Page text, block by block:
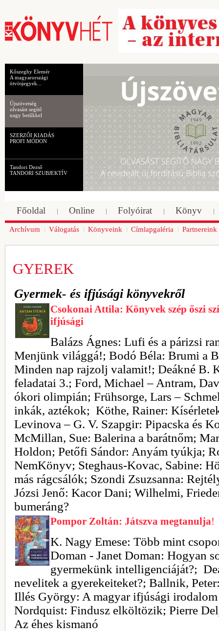
Kőszeghy Elemér
A magyarországi
ötvösjegyek...
Újszövetség
olvasást segítő
nagy betűkkel
SZERZŐI KIADÁS
PROFI MÓDON
Tandori Dezső
TANDORI SZUBJEKTÍV
Főoldal Online Folyóirat Könyv
Archívum Válogatás Könyveink Címlapgaléria Partnereink
GYEREK
Gyermek- és ifjúsági könyvekről
Csokonai Attila: Könyvek szép őszi
ifjúsági
Balázs Ágnes: Lufi és a párizsi
Menjünk világgá!; Bodó Béla: Brumi a
Minden nap rajzolj valamit!; Deákné B.
feladatai 3.; Ford, Michael – Antram,
ókori olimpián; Frühsorge, Lars –
inkák, aztékok; Köthe, Rainer:
Levinova – G. V. Szapgir: Pipacska és
McMillan, Sue: Balerina a barátnőm;
Holdon; Petőfi Sándor: Anyám tyúkja;
NemKönyv; Steghaus-Kovac, Sabine:
más rágcsálók; Szondi Zsuzsanna:
Józsi Jenő: Kacor Dani; Wilhelmi,
bumeráng?
Pompor Zoltán: Játszva megtanulja!
K. Nagy Emese: Több mint
Doman - Janet Doman: Hogyan
gyermekünk intelligenciáját?;
nevelitek a gyerekeiteket?; Ballnik,
Illés György: A magyar ifjúsági
Nordquist: Findusz elköltözik; Pierre
Az éhes kismanó